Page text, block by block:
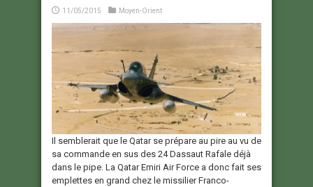
11/05/2015 Moyen-Orient
Il semblerait que le Qatar se prépare au pire au vu de
sa commande en sus des 24 Dassaut Rafale déjà
dans le pipe. La Qatar Emiri Air Force a donc fait ses
emplettes en grand chez le missilier Franco-